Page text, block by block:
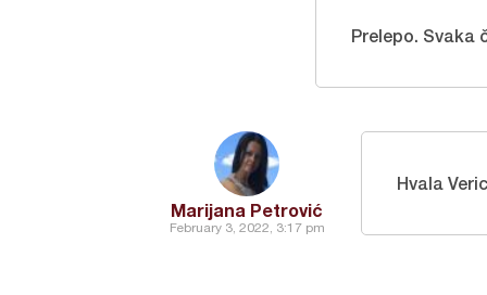
Prelepo. Svaka
Marijana Petrović
February 3, 2022, 3:17 pm
Hvala